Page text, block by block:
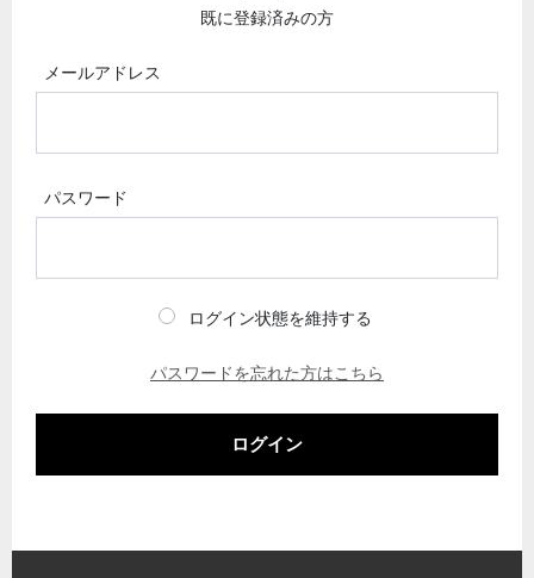
既に登録済みの方
メールアドレス
パスワード
ログイン状態を維持する
パスワードを忘れた方はこちら
ログイン